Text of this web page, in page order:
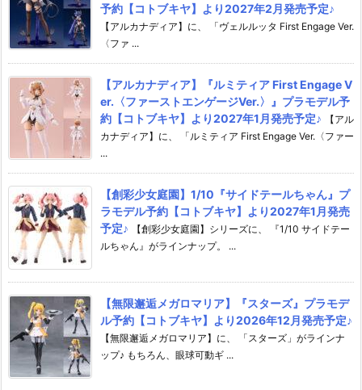
予約【コトブキヤ】より2027年2月発売予定♪
【アルカナディア】に、 「ヴェルルッタ First Engage Ver.
〈ファ ...
【アルカナディア】『ルミティア First Engage V
er.〈ファーストエンゲージVer.〉』プラモデル予
約【コトブキヤ】より2027年1月発売予定♪
【アル
カナディア】に、 「ルミティア First Engage Ver.〈ファー
...
【創彩少女庭園】1/10『サイドテールちゃん』プ
ラモデル予約【コトブキヤ】より2027年1月発売
予定♪
【創彩少女庭園】シリーズに、 『1/10 サイドテー
ルちゃん』がラインナップ。 ...
【無限邂逅メガロマリア】『スターズ』プラモデ
ル予約【コトブキヤ】より2026年12月発売予定♪
【無限邂逅メガロマリア】に、 「スターズ」がラインナ
ップ♪ もちろん、眼球可動ギ ...